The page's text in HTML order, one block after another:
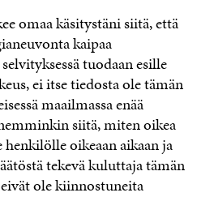
omaa käsitystäni siitä, että
kaipaa
tuodaan esille
ei itse tiedosta ole tämän
maailmassa enää
siitä, miten oikea
henkilölle oikeaan aikaan ja
tekevä kuluttaja tämän
ole kiinnostuneita